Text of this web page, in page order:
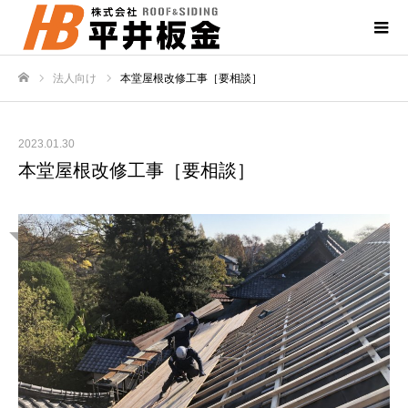
法人向け 本堂屋根改修工事［要相談］
2023.01.30
本堂屋根改修工事［要相談］